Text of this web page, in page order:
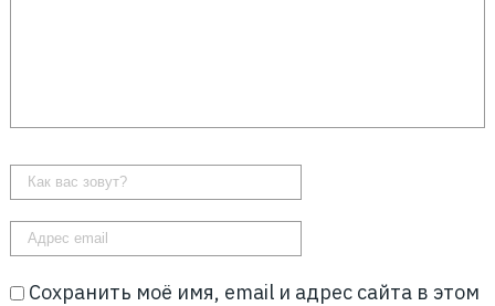
Сохранить моё имя, email и адрес сайта в этом